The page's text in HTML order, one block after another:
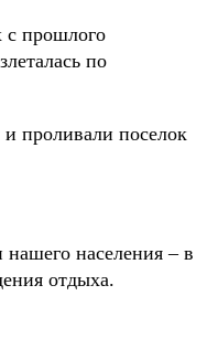
с прошлого
по
проливали поселок
населения – в
отдыха.